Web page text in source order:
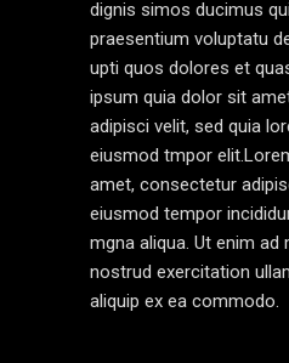
dignis simos ducimus
praesentium voluptatu
upti quos dolores et
ipsum quia dolor sit
adipisci velit, sed quia
eiusmod tmpor
amet, consectetur
eiusmod tempor
mgna aliqua. Ut enim ad
nostrud exercitation
aliquip ex ea commodo.